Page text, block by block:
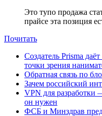
Это тупо продажа
прайсе эта позиция
Почитать
Создатель Prisma
точки зрения
Обратная связь по
Зачем российский
VPN для разработки
он нужен
ФСБ и Минздрав